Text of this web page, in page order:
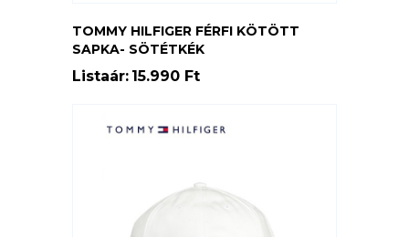
TOMMY HILFIGER FÉRFI KÖTÖTT
SAPKA- SÖTÉTKÉK
Listaár: 15.990 Ft